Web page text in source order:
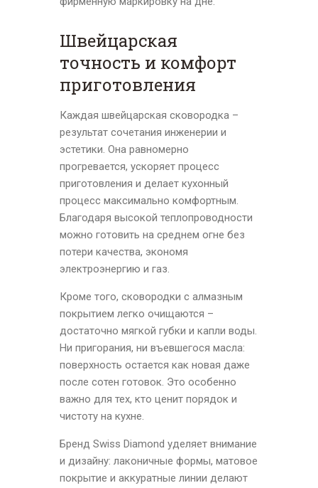
Швейцарская
точность и комфорт
приготовления
Каждая швейцарская сковородка –
результат сочетания инженерии и
эстетики. Она равномерно
прогревается, ускоряет процесс
приготовления и делает кухонный
процесс максимально комфортным.
Благодаря высокой теплопроводности
можно готовить на среднем огне без
потери качества, экономя
электроэнергию и газ.
Кроме того, сковородки с алмазным
покрытием легко очищаются –
достаточно мягкой губки и капли воды.
Ни пригорания, ни въевшегося масла:
поверхность остается как новая даже
после сотен готовок. Это особенно
важно для тех, кто ценит порядок и
чистоту на кухне.
Бренд Swiss Diamond уделяет внимание
и дизайну: лаконичные формы, матовое
покрытие и аккуратные линии делают